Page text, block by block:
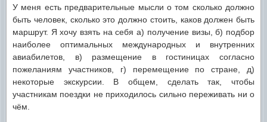
У меня есть предварительные мысли о том сколько должно
быть человек, сколько это должно стоить, каков должен быть
маршрут. Я хочу взять на себя а) получение визы, б) подбор
наиболее оптимальных международных и внутренних
авиабилетов, в) размещение в гостиницах согласно
пожеланиям участников, г) перемещение по стране, д)
некоторые экскурсии. В общем, сделать так, чтобы
участникам поездки не приходилось сильно переживать ни о
чём.